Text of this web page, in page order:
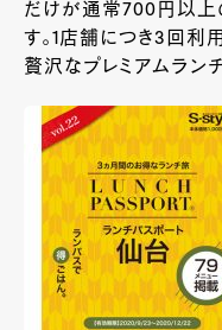
だけが通常700円以上
す。1店舗につき3回利
贅沢なプレミアムラン